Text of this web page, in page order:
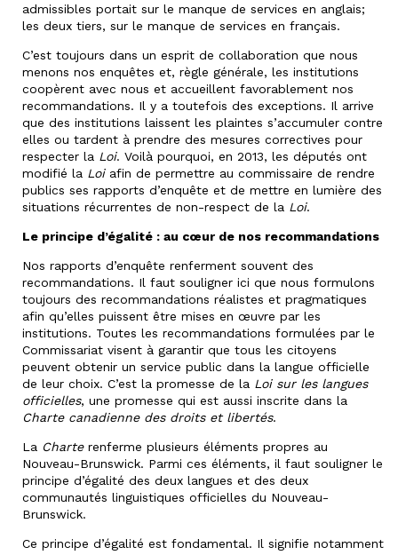
admissibles portait sur le manque de services en anglais;
les deux tiers, sur le manque de services en français.
C’est toujours dans un esprit de collaboration que nous
menons nos enquêtes et, règle générale, les institutions
coopèrent avec nous et accueillent favorablement nos
recommandations. Il y a toutefois des exceptions. Il arrive
que des institutions laissent les plaintes s’accumuler contre
elles ou tardent à prendre des mesures correctives pour
respecter la Loi. Voilà pourquoi, en 2013, les députés ont
modifié la Loiafin de permettre au commissaire de rendre
publics ses rapports d’enquête et de mettre en lumière des
situations récurrentes de non-respect de la Loi.
Le principe d’égalité : au cœur de nos recommandations
Nos rapports d’enquête renferment souvent des
recommandations. Il faut souligner ici que nous formulons
toujours des recommandations réalistes et pragmatiques
afin qu’elles puissent être mises en œuvre par les
institutions. Toutes les recommandations formulées par le
Commissariat visent à garantir que tous les citoyens
peuvent obtenir un service public dans la langue officielle
de leur choix. C’est la promesse de la Loi sur les langues
officielles, une promesse qui est aussi inscrite dans la
Charte canadienne des droits et libertés.
La Charterenferme plusieurs éléments propres au
Nouveau-Brunswick. Parmi ces éléments, il faut souligner le
principe d’égalité des deux langues et des deux
communautés linguistiques officielles du Nouveau-
Brunswick.
Ce principe d’égalité est fondamental. Il signifie notamment